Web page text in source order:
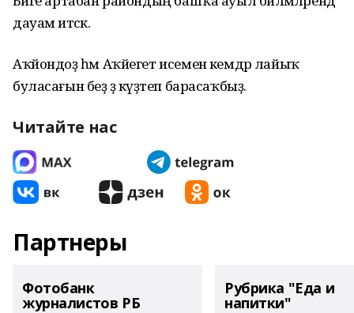
дауам итәсәк.
Аҡйондоҙ һәм Аҡйегет исеменә кемдәр лайыҡ
буласағын беҙ ҙә күҙәтеп барасаҡбыҙ.
Читайте нас
Партнеры
Фотобанк
журналистов РБ
Рубрика "Еда и
напитки"